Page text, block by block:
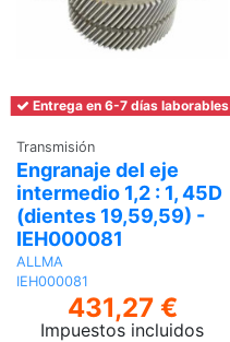
Entrega en 6-7 días laborables
Transmisión
Engranaje del eje
intermedio 1,2 : 1, 45D
(dientes 19,59,59) -
IEH000081
ALLMA
IEH000081
431,27 €
Impuestos incluidos